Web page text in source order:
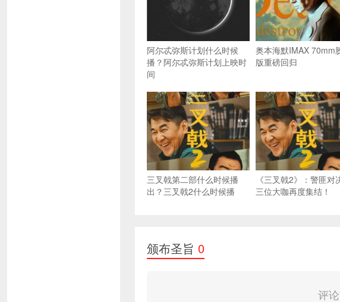
阿尔忒弥斯计划什么时候
播？阿尔忒弥斯计划上映时
间
奥本海默IMAX 70mm
版重磅回归
三叉戟第二部什么时候播
出？三叉戟2什么时候播
《三叉戟2》：警匪对
三位大咖再度集结！
颁布圣旨 0
评